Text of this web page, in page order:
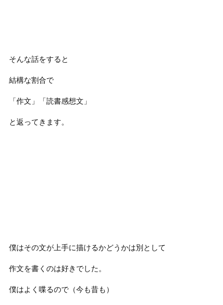
そんな話をすると
結構な割合で
「作文」「読書感想文」
と返ってきます。
僕はその文が上手に描けるかどうかは別として
作文を書くのは好きでした。
僕はよく喋るので（今も昔も）